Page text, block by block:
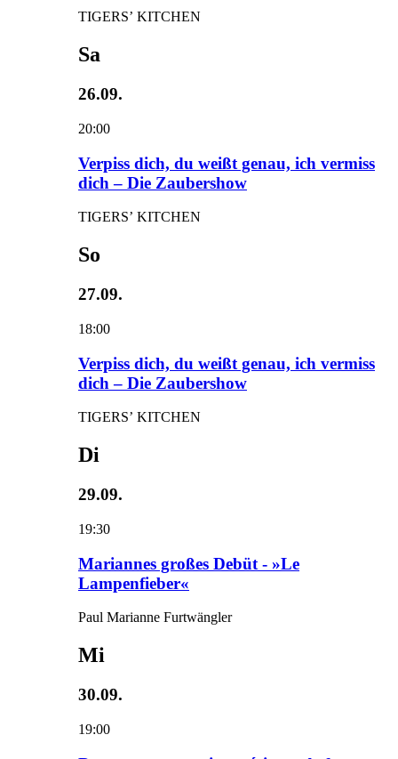
TIGERS’ KITCHEN
Sa
26.09.
20:00
Verpiss dich, du weißt genau, ich vermiss
dich – Die Zaubershow
TIGERS’ KITCHEN
So
27.09.
18:00
Verpiss dich, du weißt genau, ich vermiss
dich – Die Zaubershow
TIGERS’ KITCHEN
Di
29.09.
19:30
Mariannes großes Debüt - »Le
Lampenfieber«
Paul Marianne Furtwängler
Mi
30.09.
19:00